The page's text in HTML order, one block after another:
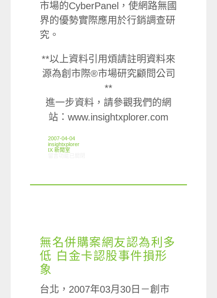
市場的CyberPanel，使網路無國
界的優勢實際應用於行銷調查研
究。
**以上資料引用煩請註明資料來
源為創市際®市場研究顧問公司
**
進一步資料，請參觀我們的網
站：www.insightxplorer.com
2007-04-04
insightxplorer
IX 新聞室
無名併購案網友認為利多
低 白金卡認股事件損形
象
台北，2007年03月30日－創市